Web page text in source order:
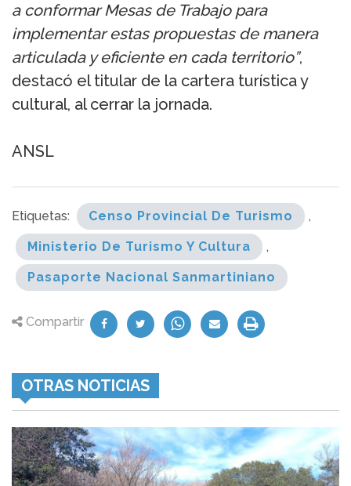
a conformar Mesas de Trabajo para
implementar estas propuestas de manera
articulada y eficiente en cada territorio”,
destacó el titular de la cartera turística y
cultural, al cerrar la jornada.
ANSL
Etiquetas: Censo Provincial De Turismo ,
Ministerio De Turismo Y Cultura ,
Pasaporte Nacional Sanmartiniano
Compartir
OTRAS NOTICIAS